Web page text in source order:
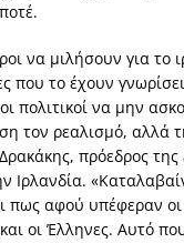
να μιλήσουν για το
που το έχουν
πολιτικοί να μην
τον ρεαλισμό, αλλά
πρόεδρος της
Ιρλανδία.
πως αφού υπέφεραν οι
οι Έλληνες. Αυτό που